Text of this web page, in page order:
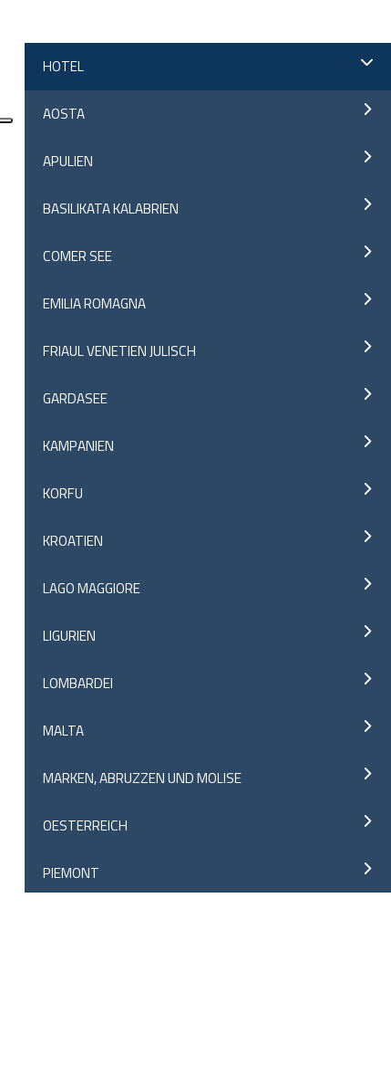
HOTEL
AOSTA
APULIEN
BASILIKATA KALABRIEN
COMER SEE
EMILIA ROMAGNA
FRIAUL VENETIEN JULISCH
GARDASEE
KAMPANIEN
KORFU
KROATIEN
LAGO MAGGIORE
LIGURIEN
LOMBARDEI
MALTA
MARKEN, ABRUZZEN UND MOLISE
OESTERREICH
PIEMONT